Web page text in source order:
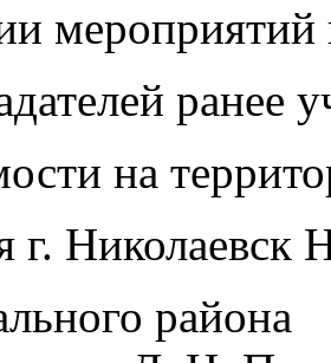
ранее
на
г. Николаевск